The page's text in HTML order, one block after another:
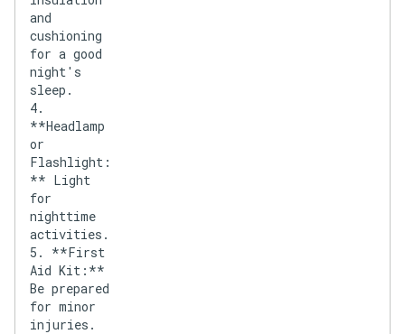
and
cushioning
for a good
night's
sleep.
4.
**Headlamp
or
Flashlight:
** Light
for
nighttime
activities.
5. **First
Aid Kit:**
Be prepared
for minor
injuries.